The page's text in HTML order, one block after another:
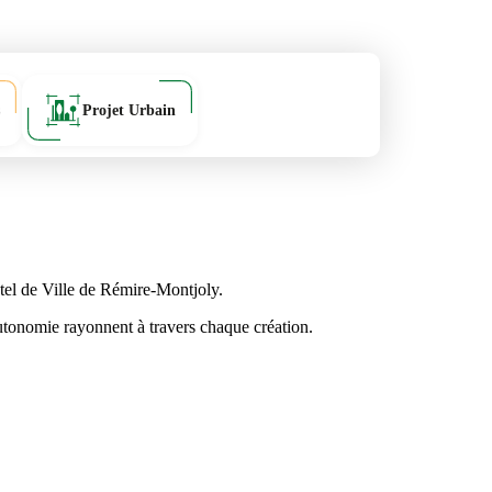
Projet Urbain
de Ville de Rémire-Montjoly.
rayonnent à travers chaque création.